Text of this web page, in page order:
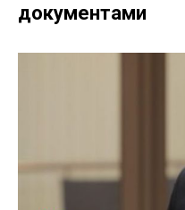
документами